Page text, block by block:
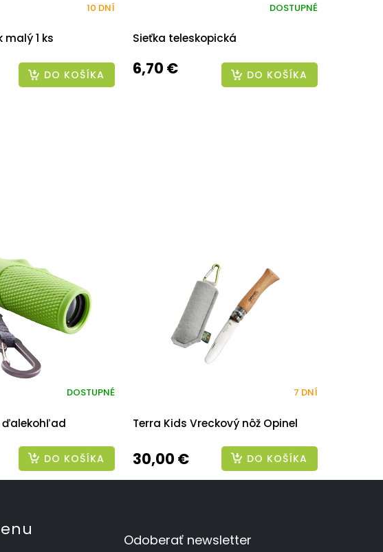
1 ks
10 DNÍ
DO KOŠÍKA
Sieťka teleskopická
DOSTUPNÉ
6,70 € DO KOŠÍKA
ďalekohľad
DOSTUPNÉ
DO KOŠÍKA
Terra Kids Vreckový nôž Opinel
7 DNÍ
30,00 € DO KOŠÍKA
Odoberať newsletter